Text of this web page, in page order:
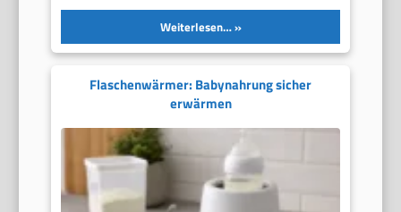
Weiterlesen…
Flaschenwärmer: Babynahrung sicher
erwärmen